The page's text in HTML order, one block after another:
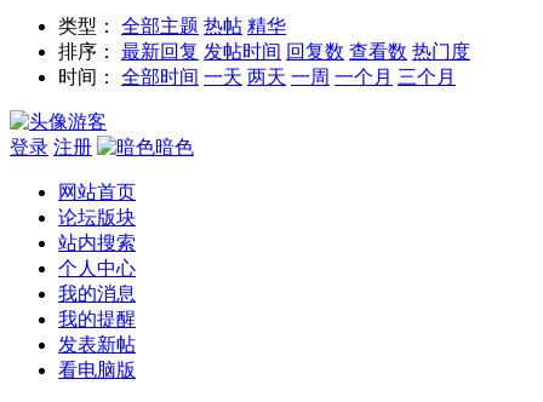
类型： 全部主题 热帖 精华
排序：
最新回复 发帖时间 回复数 查看数 热门度
时间：
全部时间 一天 两天 一周 一个月 三个月
游客
登录 注册 暗色
网站首页
论坛版块
站内搜索
个人中心
我的消息
我的提醒
发表新帖
看电脑版